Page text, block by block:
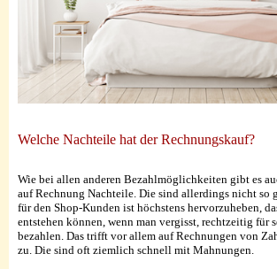
Welche Nachteile hat der Rechnungskauf?
Wie bei allen anderen Bezahlmöglichkeiten gibt es
auf Rechnung Nachteile. Die sind allerdings nicht so
für den Shop-Kunden ist höchstens hervorzuheben,
entstehen können, wenn man vergisst, rechtzeitig für
bezahlen. Das trifft vor allem auf Rechnungen von
zu. Die sind oft ziemlich schnell mit Mahnungen.